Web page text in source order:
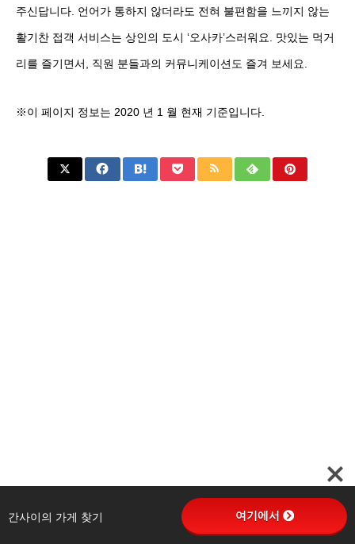
주신답니다. 언어가 통하지 않더라도 전혀 불편함을 느끼지 않는
활기찬 접객 서비스는 상인의 도시 ‘오사카’스러워요. 맛있는 먹거
리를 즐기면서, 직원 분들과의 커뮤니케이션도 즐겨 보세요.
※이 페이지 정보는 2020 년 1 월 현재 기준입니다.
간사이의 가게 찾기 여기에서